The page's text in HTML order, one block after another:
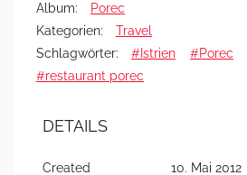
Album:
Porec
Kategorien:
Travel
Schlagwörter:
#Istrien #Porec
#restaurant porec
DETAILS
Created
10. Mai 2012